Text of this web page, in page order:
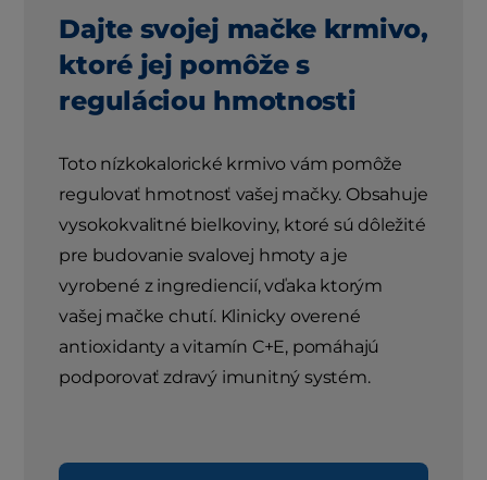
Dajte svojej mačke krmivo,
ktoré jej pomôže s
reguláciou hmotnosti
Toto nízkokalorické krmivo vám pomôže
regulovať hmotnosť vašej mačky. Obsahuje
vysokokvalitné bielkoviny, ktoré sú dôležité
pre budovanie svalovej hmoty a je
vyrobené z ingrediencií, vďaka ktorým
vašej mačke chutí. Klinicky overené
antioxidanty a vitamín C+E, pomáhajú
podporovať zdravý imunitný systém.